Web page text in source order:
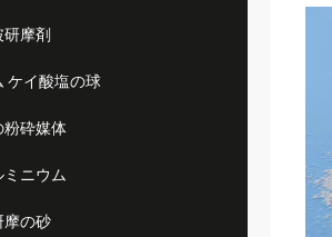
摩剤
ケイ酸塩の球
粉砕媒体
ニウム
摩の砂